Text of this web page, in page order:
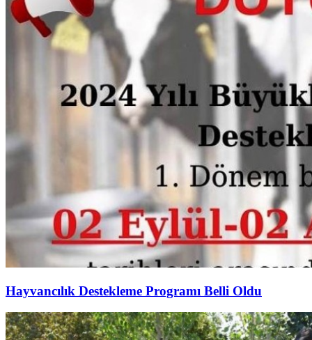
Hayvancılık Destekleme Programı Belli Oldu